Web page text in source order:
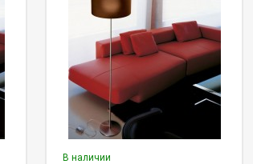
В наличии